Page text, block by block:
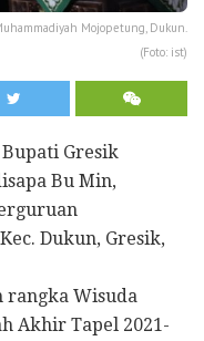
Mojopetung, Dukun.
(Foto: ist)
Gresik
Bu Min,
Dukun, Gresik,
rangka Wisuda
Akhir Tapel 2021-